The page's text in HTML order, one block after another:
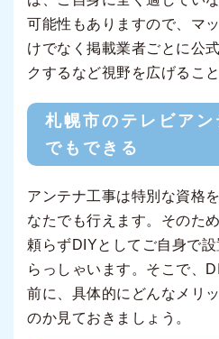
可能性もありますので、マ
けでなく掲載業者ごとに公
クするなど視野を広げるこ
札幌市のテレビア
でもできる
アンテナ工事は特別な資格
なたでも行えます。そのた
頼らずDIYとしてご自身で
らっしゃいます。そこで、
前に、具体的にどんなメリ
のか見ておきましょう。